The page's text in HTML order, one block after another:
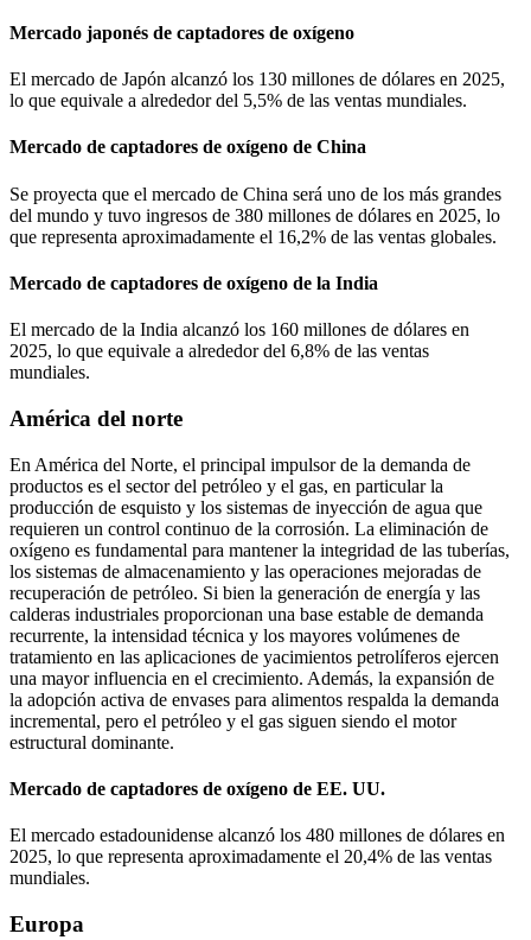
Mercado japonés de captadores de oxígeno
El mercado de Japón alcanzó los 130 millones de dólares en 2025,
lo que equivale a alrededor del 5,5% de las ventas mundiales.
Mercado de captadores de oxígeno de China
Se proyecta que el mercado de China será uno de los más grandes
del mundo y tuvo ingresos de 380 millones de dólares en 2025, lo
que representa aproximadamente el 16,2% de las ventas globales.
Mercado de captadores de oxígeno de la India
El mercado de la India alcanzó los 160 millones de dólares en
2025, lo que equivale a alrededor del 6,8% de las ventas
mundiales.
América del norte
En América del Norte, el principal impulsor de la demanda de
productos es el sector del petróleo y el gas, en particular la
producción de esquisto y los sistemas de inyección de agua que
requieren un control continuo de la corrosión. La eliminación de
oxígeno es fundamental para mantener la integridad de las tuberías,
los sistemas de almacenamiento y las operaciones mejoradas de
recuperación de petróleo. Si bien la generación de energía y las
calderas industriales proporcionan una base estable de demanda
recurrente, la intensidad técnica y los mayores volúmenes de
tratamiento en las aplicaciones de yacimientos petrolíferos ejercen
una mayor influencia en el crecimiento. Además, la expansión de
la adopción activa de envases para alimentos respalda la demanda
incremental, pero el petróleo y el gas siguen siendo el motor
estructural dominante.
Mercado de captadores de oxígeno de EE. UU.
El mercado estadounidense alcanzó los 480 millones de dólares en
2025, lo que representa aproximadamente el 20,4% de las ventas
mundiales.
Europa